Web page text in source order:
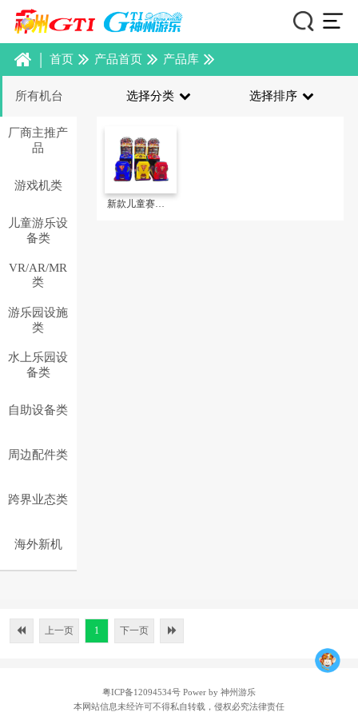
| 首页 产品首页 产品库
所有机台
厂商主推产
品
游戏机类
儿童游乐设
备类
VR/AR/MR
类
游乐园设施
类
水上乐园设
备类
自助设备类
周边配件类
跨界业态类
海外新机
选择分类 选择排序
上一页 1 下一页
粤ICP备12094534号 Power by 神州游乐
本网站信息未经许可不得私自转载，侵权必究法律责任